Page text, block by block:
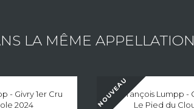
LA MÊME APPELLATION
NOUVEAU